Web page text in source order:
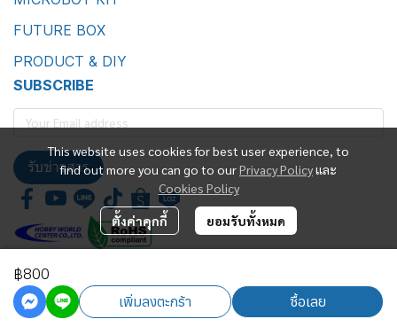
฿800
เพิ่มลงตะกร้า ซื้อเลย
This website uses cookies for best user experience, to
find out more you can go to ourPrivacy Policyและ
Cookies Policy
ตั้งค่าคุกกี้ ยอมรับทั้งหมด
FUTURE BOX
PRODUCT & DIY
SUBSCRIBE
รับข่าวสาร
Future Kit Marketing Co., Ltd.
Powered By MakeWebEasy